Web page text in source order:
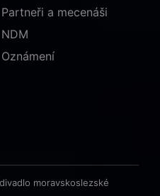
Partneři a mecenáši
NDM
Oznámení
moravskoslezské